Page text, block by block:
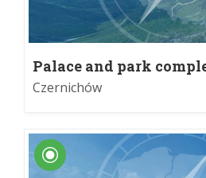
Palace and park
Czernichów
Czernichów